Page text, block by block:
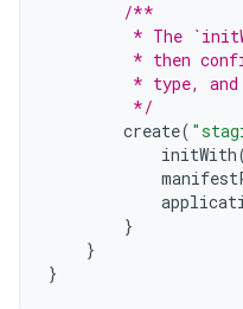
/**
* The
* then
* type,
         */
create(
initWith
}
}
}